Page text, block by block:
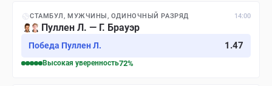
СТАМБУЛ, МУЖЧИНЫ, ОДИНОЧНЫЙ РАЗРЯД 14:00
Пуллен Л. — Г. Брауэр
Победа Пуллен Л. 1.47
Высокая уверенность72%